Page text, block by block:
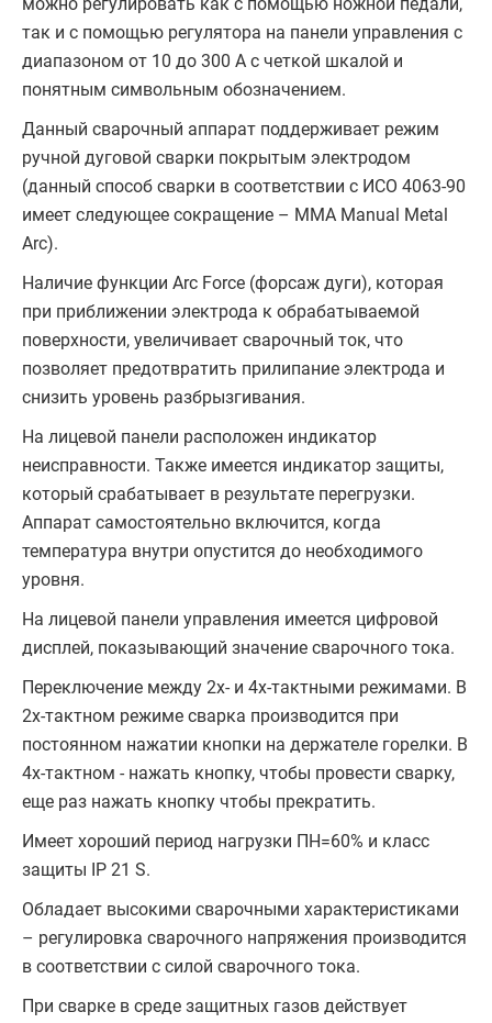
так и с помощью регулятора на панели управления с
диапазоном от 10 до 300 А с четкой шкалой и
понятным символьным обозначением.
Данный сварочный аппарат поддерживает режим
ручной дуговой сварки покрытым электродом
(данный способ сварки в соответствии с ИСО 4063-90
имеет следующее сокращение – MMA Manual Metal
Arc).
Наличие функции Arc Force (форсаж дуги), которая
при приближении электрода к обрабатываемой
поверхности, увеличивает сварочный ток, что
позволяет предотвратить прилипание электрода и
снизить уровень разбрызгивания.
На лицевой панели расположен индикатор
неисправности. Также имеется индикатор защиты,
который срабатывает в результате перегрузки.
Аппарат самостоятельно включится, когда
температура внутри опустится до необходимого
уровня.
На лицевой панели управления имеется цифровой
дисплей, показывающий значение сварочного тока.
Переключение между 2х- и 4х-тактными режимами. В
2х-тактном режиме сварка производится при
постоянном нажатии кнопки на держателе горелки. В
4х-тактном - нажать кнопку, чтобы провести сварку,
еще раз нажать кнопку чтобы прекратить.
Имеет хороший период нагрузки ПН=60% и класс
защиты IP 21 S.
Обладает высокими сварочными характеристиками
– регулировка сварочного напряжения производится
в соответствии с силой сварочного тока.
При сварке в среде защитных газов действует